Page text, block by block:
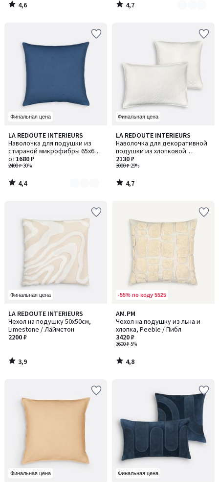
4,6
/
4,7
/
Финальная цена
LA REDOUTE INTERIEURS
Наволочка для подушки из
стираной микрофибры 65x65
см, Loja / Лоджа
2400 ₽-30%
от1680 ₽
4,4
/ 5
Количество
цветов:
2
4,4
/
Финальная цена
LA REDOUTE INTERIEURS
Наволочка для декоративной
подушки из хлопковой
перкали, Tropical / Тропикал
3000 ₽-29%
2130 ₽
4,7
/ 5
4,7
/
Финальная цена
LA REDOUTE INTERIEURS
Чехол на подушку 50x50см,
Limestone / Лаймстон
2200 ₽
3,9
/ 5
3,9
/
-55% по коду 5525
AM.PM
Чехол на подушку из льна и
хлопка, Peeble / Пибл
3600 ₽-5%
3420 ₽
4,8
/ 5
4,8
/
Финальная цена Финальная цена